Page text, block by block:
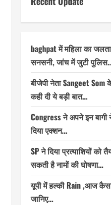
baghpat में महिला का
सनसनी, जांच में जुटी
बीजेपी नेता Sangeet Som
कही दी ये बड़ी बात…
Congress ने अपने इन
दिया एक्शन…
SP ने दिया प्रत्याशियों
सकती है नामों की घोषणा…
यूपी में हल्की Rain ,आज
जानिए…